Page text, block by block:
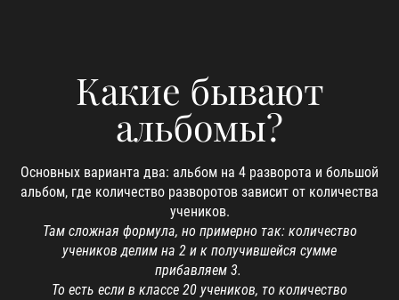
Какие бывают
альбомы?
Основных варианта два: альбом на 4 разворота и большой
альбом, где количество разворотов зависит от количества
учеников.
Там сложная формула, но примерно так: количество
учеников делим на 2 и к получившейся сумме
прибавляем 3.
То есть если в классе 20 учеников, то количество